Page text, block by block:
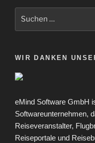
WIR DANKEN
eMind Software GmbH
Softwareunternehmen,
Reiseveranstalter,
Reiseportale und